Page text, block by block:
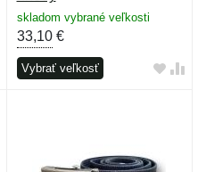
skladom vybrané veľkosti
33,10€
Vybrať veľkosť